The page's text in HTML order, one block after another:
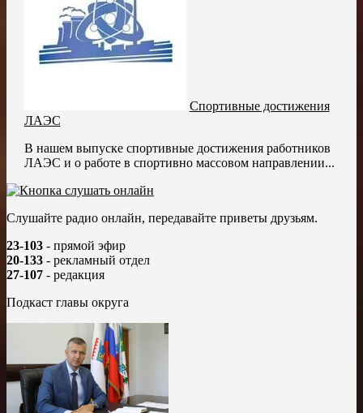
Спортивные достижения
ЛАЭС
В нашем выпуске спортивные достижения работников
ЛАЭС и о работе в спортивно массовом направлении...
Слушайте радио онлайн, передавайте приветы друзьям.
23-103 - прямой эфир
20-133 - рекламный отдел
27-107 - редакция
Подкаст главы округа